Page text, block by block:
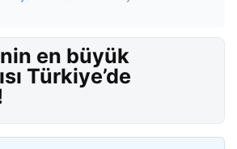
en büyük
Türkiye’de